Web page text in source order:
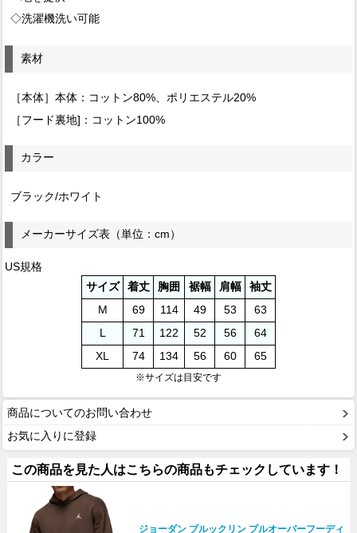
◇洗濯機洗い可能
素材
［本体］本体：コットン80%、ポリエステル20%
［フード裏地]：コットン100%
カラー
ブラック/ホワイト
メーカーサイズ表（単位：cm）
US規格
サイズ
着丈 胸囲 裾幅 肩幅
袖丈
M
69 114 49 53
63
71 122 52 56
64
XL
74 134 56 60 65
※サイズは目安です
商品についてのお問い合わせ
お気に入りに登録
この商品を見た人はこちらの商品もチェックしています！
ジョーダン ブルックリン プルオーバーフーディ